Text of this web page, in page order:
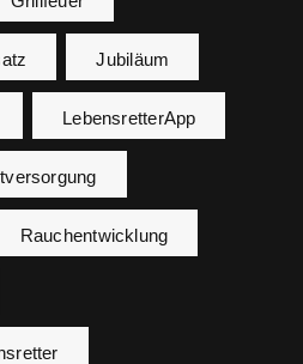
Jubiläum
LebensretterApp
Rauchentwicklung